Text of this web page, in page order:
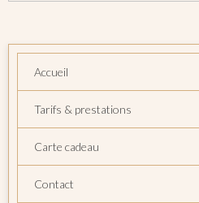
Accueil
Tarifs & prestations
Carte cadeau
Contact